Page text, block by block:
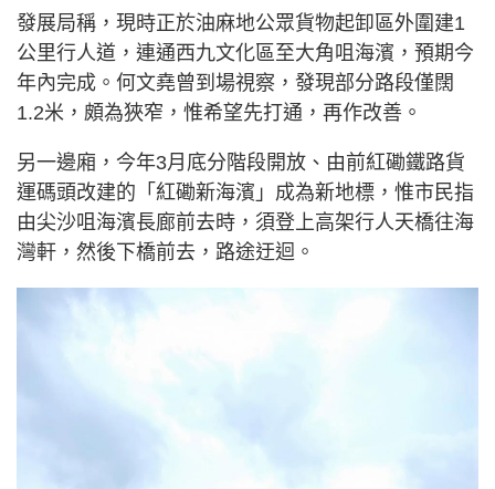
發展局稱，現時正於油麻地公眾貨物起卸區外圍建1
公里行人道，連通西九文化區至大角咀海濱，預期今
年內完成。何文堯曾到場視察，發現部分路段僅闊
1.2米，頗為狹窄，惟希望先打通，再作改善。
另一邊廂，今年3月底分階段開放、由前紅磡鐵路貨
運碼頭改建的「紅磡新海濱」成為新地標，惟市民指
由尖沙咀海濱長廊前去時，須登上高架行人天橋往海
灣軒，然後下橋前去，路途迂迴。